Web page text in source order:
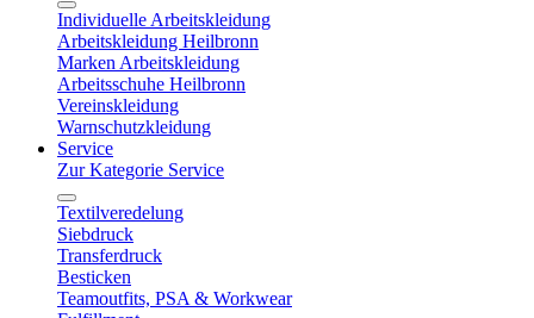
Individuelle Arbeitskleidung
Arbeitskleidung Heilbronn
Marken Arbeitskleidung
Arbeitsschuhe Heilbronn
Vereinskleidung
Warnschutzkleidung
Service
Zur Kategorie Service
Textilveredelung
Siebdruck
Transferdruck
Besticken
Teamoutfits, PSA & Workwear